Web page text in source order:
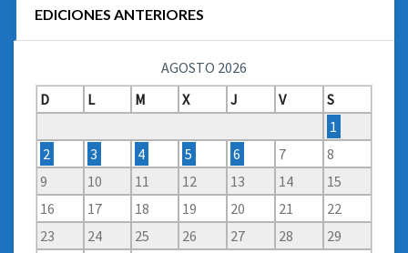
EDICIONES ANTERIORES
AGOSTO 2026
D
L M X J V
S
1
2
3 4 5 6 7
8
9
10 11 12 13 14
15
16
17 18 19 20 21
22
23
24 25 26 27 28
29